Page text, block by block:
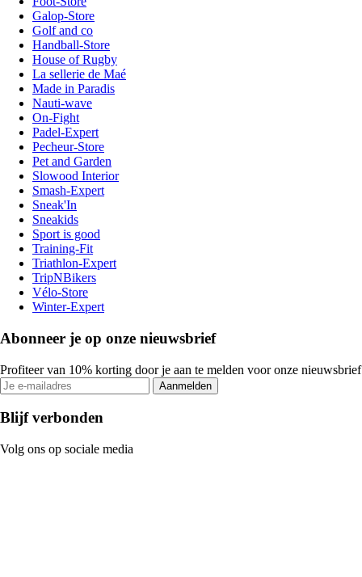
Galop-Store
Golf and co
Handball-Store
House of Rugby
La sellerie de Maé
Made in Paradis
Nauti-wave
On-Fight
Padel-Expert
Pecheur-Store
Pet and Garden
Slowood Interior
Smash-Expert
Sneak'In
Sneakids
Sport is good
Training-Fit
Triathlon-Expert
TripNBikers
Vélo-Store
Winter-Expert
Abonneer je op onze nieuwsbrief
Profiteer van 10% korting door je aan te melden voor onze nieuwsbrief
Aanmelden
Blijf verbonden
Volg ons op sociale media